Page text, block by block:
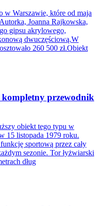
w Warszawie, które od maja
Joanna Rajkowska,
gipsu akrylowego,
dwuczęściową.W
260 500 zł.Obiekt
kompletny przewodnik
obiekt tego typu w
15 listopada 1979 roku.
sportową przez cały
sezonie. Tor łyżwiarski
dług